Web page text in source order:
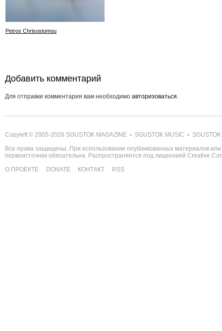
Petros Chrisostomou
Добавить комментарий
Для отправки комментария вам необходимо авторизоваться
Copyleft © 2005-2026 SGUSTOK MAGAZINE • SGUSTOK MUSIC •
Все права защищены. При использовании опубликованных материалов
первоисточник обязательна. Распространяется под лицензией Creative
О ПРОЕКТЕ
DONATE КОНТАКТ RSS